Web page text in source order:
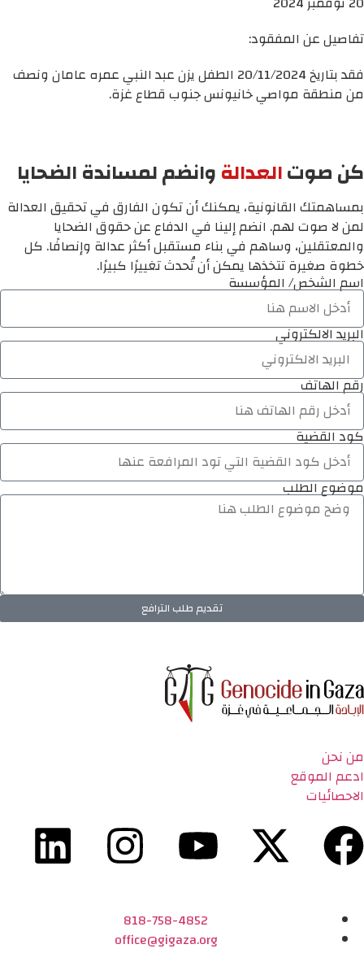
تفاصيل عن المفقود:
فقد بتاريخ 20/11/2024 الطفل يزن عبد النبي عمره عامان ونصف
من منطقة مواصي خانيونس جنوب قطاع غزة.
كن صوتالعدالةوانضم لمساندة الضحايا
بمساهمتك القانونية، يمكنك أن تكون الفارق في تحقيق العدالة
لمن لا صوت لهم. انضم إلينا في الدفاع عن حقوق الضحايا
والمعتقلين، وساهم في بناء مستقبل أكثر عدالة وإنصافًا. كل
خطوة صغيرة تتخذها يمكن أن تُحدث تغييرًا كبيرًا.
اسم الشخص/ المؤسسة
البريد الالكتروني
رقم الهاتف
كود القضية
موضوع الطلب
تقديم طلب الترافع
من نحن
ادعم الموقع
الاحصائيات
818-758-4852
office@gigaza.org